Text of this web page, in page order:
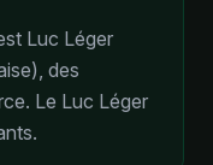
Luc Léger
des
Le Luc Léger